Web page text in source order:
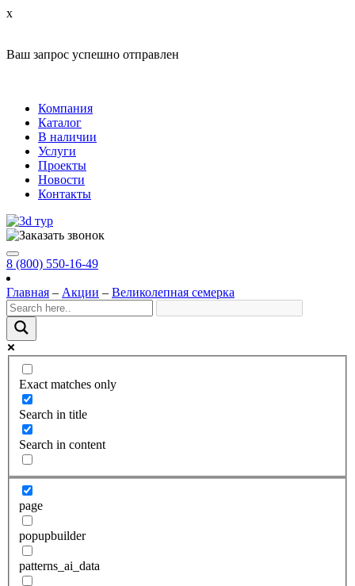
x
Ваш запрос успешно отправлен
Компания
Каталог
В наличии
Услуги
Проекты
Новости
Контакты
8 (800) 550-16-49
Главная – Акции – Великолепная семерка
Exact matches only
Search in title
Search in content
page
popupbuilder
patterns_ai_data